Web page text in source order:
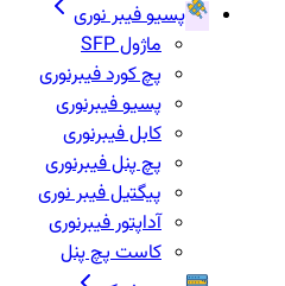
پسیو فیبر نوری
ماژول SFP
پچ کورد فیبرنوری
پسیو فیبرنوری
کابل فیبرنوری
پچ پنل فیبرنوری
پیگتیل فیبر نوری
آداپتور فیبرنوری
کاست پچ پنل